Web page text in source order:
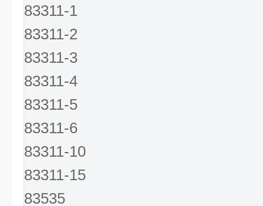
83311-1
83311-2
83311-3
83311-4
83311-5
83311-6
83311-10
83311-15
83535